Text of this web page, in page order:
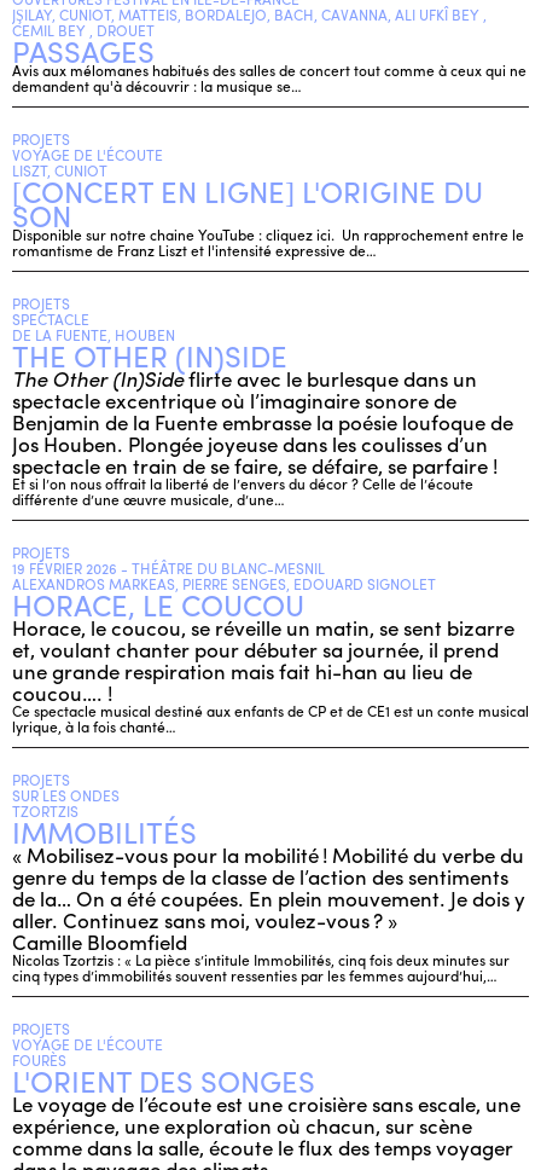
JŞILAY, CUNIOT, MATTEIS, BORDALEJO, BACH, CAVANNA, ALI UFKÎ BEY ,
CEMIL BEY , DROUET
PASSAGES
Avis aux mélomanes habitués des salles de concert tout comme à ceux qui ne
demandent qu'à découvrir : la musique se…
PROJETS
VOYAGE DE L'ÉCOUTE
LISZT, CUNIOT
[CONCERT EN LIGNE] L'ORIGINE DU
SON
Disponible sur notre chaine YouTube : cliquez ici. Un rapprochement entre le
romantisme de Franz Liszt et l'intensité expressive de…
PROJETS
SPECTACLE
DE LA FUENTE, HOUBEN
THE OTHER (IN)SIDE
The Other (In)Sideflirte avec le burlesque dans un
spectacle excentrique où l’imaginaire sonore de
Benjamin de la Fuente embrasse la poésie loufoque de
Jos Houben. Plongée joyeuse dans les coulisses d’un
spectacle en train de se faire, se défaire, se parfaire !
Et si l’on nous offrait la liberté de l’envers du décor ? Celle de l’écoute
différente d’une œuvre musicale, d’une…
PROJETS
19 FÉVRIER 2026 - THÉÂTRE DU BLANC-MESNIL
ALEXANDROS MARKEAS, PIERRE SENGES, EDOUARD SIGNOLET
HORACE, LE COUCOU
Horace, le coucou, se réveille un matin, se sent bizarre
et, voulant chanter pour débuter sa journée, il prend
une grande respiration mais fait hi-han au lieu de
coucou…. !
Ce spectacle musical destiné aux enfants de CP et de CE1 est un conte musical
lyrique, à la fois chanté…
PROJETS
SUR LES ONDES
TZORTZIS
IMMOBILITÉS
« Mobilisez-vous pour la mobilité ! Mobilité du verbe du
genre du temps de la classe de l’action des sentiments
de la… On a été coupées. En plein mouvement. Je dois y
aller. Continuez sans moi, voulez-vous ? »
Camille Bloomfield
Nicolas Tzortzis : « La pièce s’intitule Immobilités, cinq fois deux minutes sur
cinq types d’immobilités souvent ressenties par les femmes aujourd’hui,…
PROJETS
VOYAGE DE L'ÉCOUTE
FOURÈS
L'ORIENT DES SONGES
Le voyage de l’écoute est une croisière sans escale, une
expérience, une exploration où chacun, sur scène
comme dans la salle, écoute le flux des temps voyager